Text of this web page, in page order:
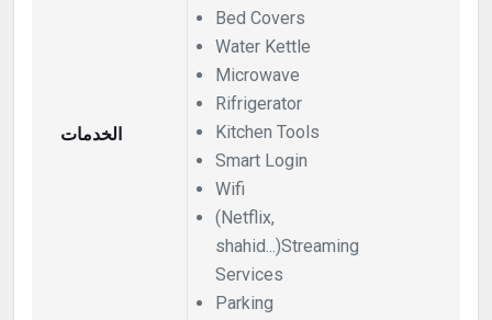
الخدمات
Bed Covers
Water Kettle
Microwave
Rifrigerator
Kitchen Tools
Smart Login
Wifi
(Netflix,
shahid...)Streaming
Services
Parking